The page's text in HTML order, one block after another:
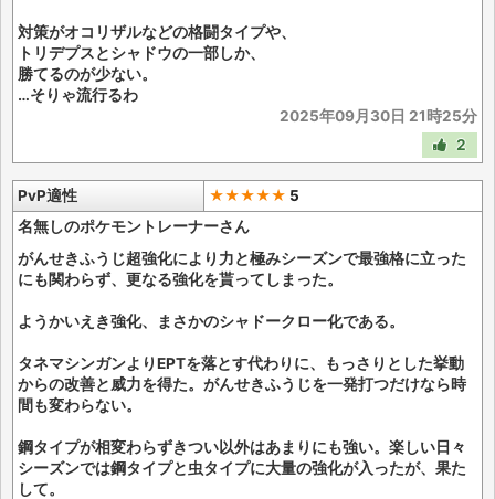
対策がオコリザルなどの格闘タイプや、
トリデプスとシャドウの一部しか、
勝てるのが少ない。
…そりゃ流行るわ
2025年09月30日 21時25分
2
PvP適性 ★★★★★ 5
名無しのポケモントレーナーさん
がんせきふうじ超強化により力と極みシーズンで最強格に立った
にも関わらず、更なる強化を貰ってしまった。
ようかいえき強化、まさかのシャドークロー化である。
タネマシンガンよりEPTを落とす代わりに、もっさりとした挙動
からの改善と威力を得た。がんせきふうじを一発打つだけなら時
間も変わらない。
鋼タイプが相変わらずきつい以外はあまりにも強い。楽しい日々
シーズンでは鋼タイプと虫タイプに大量の強化が入ったが、果た
して。